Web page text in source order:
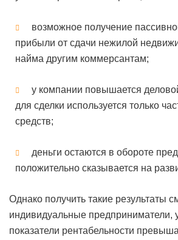
возможное получение
прибыли от сдачи нежилой
найма другим коммерсантам;
у компании повышается
для сделки используется только
средств;
деньги остаются в обороте
положительно сказывается на
Однако получить такие результаты
индивидуальные предприниматели,
показатели рентабельности